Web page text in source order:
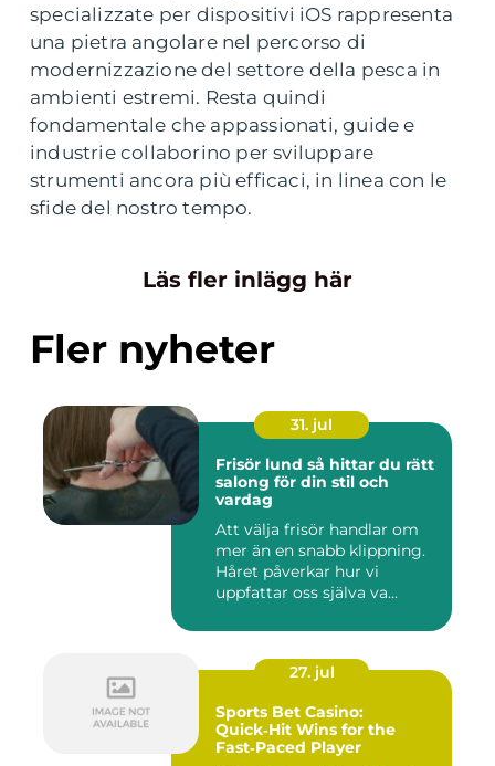
specializzate per dispositivi iOS rappresenta
una pietra angolare nel percorso di
modernizzazione del settore della pesca in
ambienti estremi. Resta quindi
fondamentale che appassionati, guide e
industrie collaborino per sviluppare
strumenti ancora più efficaci, in linea con le
sfide del nostro tempo.
Läs fler inlägg här
Fler nyheter
31. jul
Frisör lund så hittar du rätt
salong för din stil och
vardag
Att välja frisör handlar om
mer än en snabb klippning.
Håret påverkar hur vi
uppfattar oss själva va...
27. jul
Sports Bet Casino:
Quick‑Hit Wins for the
Fast‑Paced Player